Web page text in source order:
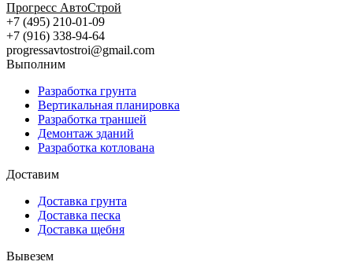
Прогресс АвтоСтрой
+7 (495) 210-01-09
+‎7 (916) 338-94-64
progressavtostroi@gmail.com
Выполним
Разработка грунта
Вертикальная планировка
Разработка траншей
Демонтаж зданий
Разработка котлована
Доставим
Доставка грунта
Доставка песка
Доставка щебня
Вывезем